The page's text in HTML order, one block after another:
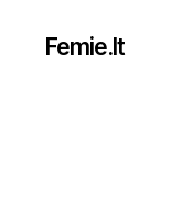
Femie.lt